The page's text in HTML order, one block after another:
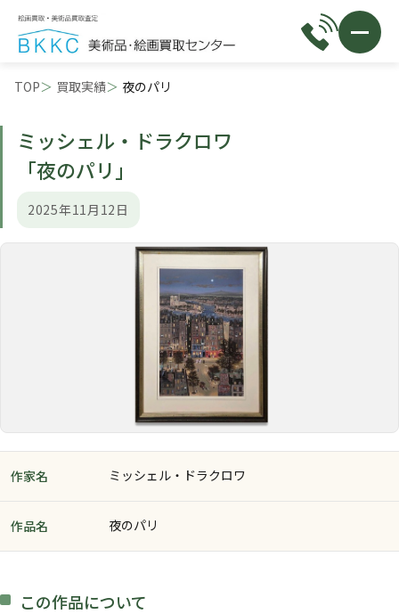
TOP 買取実績 夜のパリ
ミッシェル・ドラクロワ
「夜のパリ」
2025年11月12日
作家名 ミッシェル・ドラクロワ
作品名 夜のパリ
この作品について